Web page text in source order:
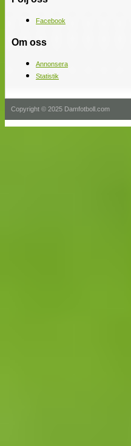
Facebook
Om oss
Annonsera
Statistik
Copyright © 2025 Damfotboll.com